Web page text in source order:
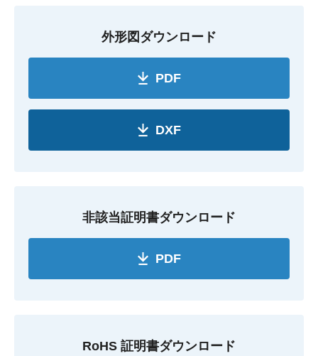
外形図ダウンロード
PDF
DXF
非該当証明書ダウンロード
PDF
RoHS 証明書ダウンロード